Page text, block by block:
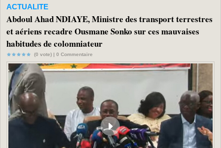
ACTUALITE
Abdoul Ahad NDIAYE, Ministre des transport terrestres
et aériens recadre Ousmane Sonko sur ces mauvaises
habitudes de colomniateur
(0 vote) | 0 Commentaire